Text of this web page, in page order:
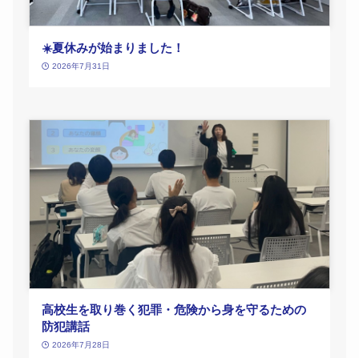
☀️夏休みが始まりました！
2026年7月31日
高校生を取り巻く犯罪・危険から身を守るための
防犯講話
2026年7月28日